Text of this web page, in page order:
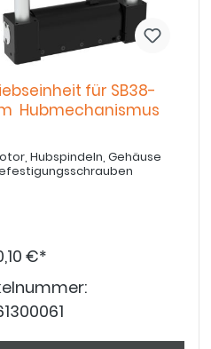
für SB38-
Hubmechanismus
Hubspindeln, Gehäuse
€*